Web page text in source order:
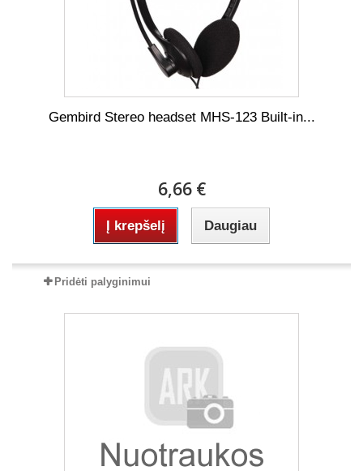
Gembird Stereo headset MHS-123 Built-in...
6,66 €
Į krepšelį Daugiau
Pridėti palyginimui